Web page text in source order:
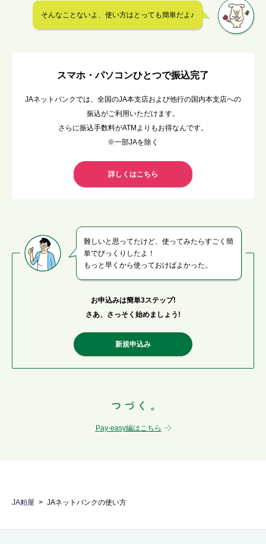
そんなことないよ、使い方はとっても簡単だよ♪
スマホ・パソコンひとつで振込完了
JAネットバンクでは、全国のJA本支店および他行の国内本支店への
振込がご利用いただけます。
さらに振込手数料がATMよりもお得なんです。
※一部JAを除く
詳しくはこちら
難しいと思ってたけど、使ってみたらすごく簡
単でびっくりしたよ！
もっと早くから使っておけばよかった。
お申込みは簡単3ステップ!
さあ、さっそく始めましょう!
新規申込み
Pay-easy編はこちら
JA粕屋 JAネットバンクの使い方